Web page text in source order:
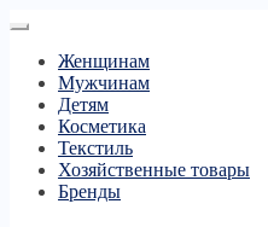
Женщинам
Мужчинам
Детям
Косметика
Текстиль
Хозяйственные товары
Бренды